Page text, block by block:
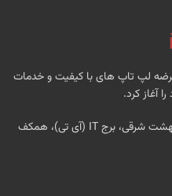
لپ تاپ های با کیفیت و خدمات
آدرس فروشگاه: شیراز، خیابان اردیبهشت شرقی، برج IT (آی تی)، همکف